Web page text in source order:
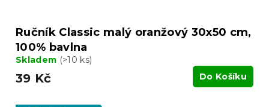
Ručník Classic malý oranžový 30x50 cm,
100% bavlna
Skladem (>10 ks)
39 Kč Do Košíku